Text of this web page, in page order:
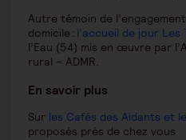
Autre témoin de
domicile : l’accueil de jour Les
l’Eau (54) mis en œuvre par
rural – ADMR.
En savoir plus
Sur les Cafés des Aidants et
proposés près de chez vous